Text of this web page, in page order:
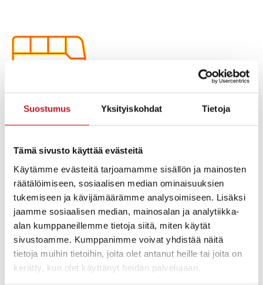
Suostumus Yksityiskohdat Tietoja
Tämä sivusto käyttää evästeitä
Käytämme evästeitä tarjoamamme sisällön ja mainosten
räätälöimiseen, sosiaalisen median ominaisuuksien
tukemiseen ja kävijämäärämme analysoimiseen. Lisäksi
jaamme sosiaalisen median, mainosalan ja analytiikka-
alan kumppaneillemme tietoja siitä, miten käytät
sivustoamme. Kumppanimme voivat yhdistää näitä
tietoja muihin tietoihin, joita olet antanut heille tai joita on
kerätty, kun olet käyttänyt heidän palvelujaan.
Syksy on edennyt jo koulujen syyslomaviikon
Kuopio -linjalla lomapäivävuorot, jotka on aikatauluun
merkitty kolmella plussalla (+++). Lauantain ja
sunnuntain viikonloppuliikenne ajetaan normaalisti.
Kunnan sisäisessä liikenteessä koulupäivävuorot eivät
liikennöi, mutta asiointitaksit kyllä kulkevat, kun vain
muistat tilata kyydin ennalta Savoluxilta, puh. 040 163
2517.
Huomaathan, että Suonenjoen ja Kuopion vuoroilta on